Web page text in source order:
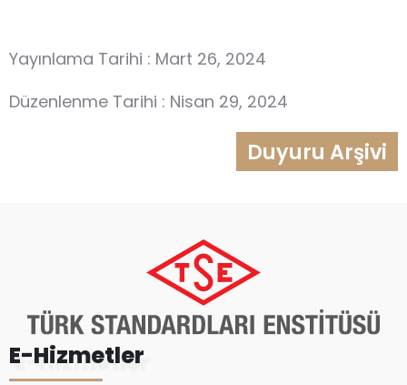
Yayınlama Tarihi : Mart 26, 2024
Düzenlenme Tarihi : Nisan 29, 2024
Duyuru Arşivi
E-Hizmetler